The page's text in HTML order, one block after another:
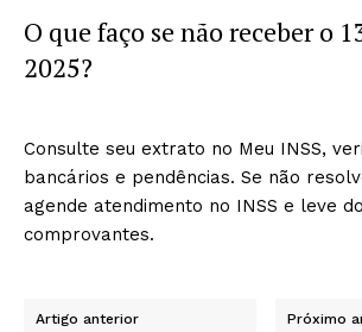
O que faço se não receber o
2025?
Consulte seu extrato no Meu INSS,
bancários e pendências. Se não
agende atendimento no INSS e leve
comprovantes.
Artigo anterior Próximo